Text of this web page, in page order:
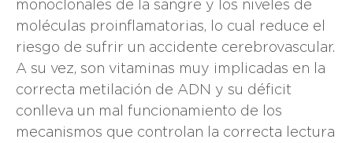
monoclonales de la sangre y los niveles de
moléculas proinflamatorias, lo cual reduce el
riesgo de sufrir un accidente cerebrovascular.
A su vez, son vitaminas muy implicadas en la
correcta metilación de ADN y su déficit
conlleva un mal funcionamiento de los
mecanismos que controlan la correcta lectura